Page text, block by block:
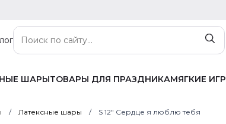
ШАРЫТОВАРЫ ДЛЯ ПРАЗДНИКАМЯГКИЕ
Латексные шары S 12" Сердце я люблю тебя